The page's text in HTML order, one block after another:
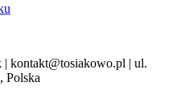
| kontakt@tosiakowo.pl | ul.
Polska